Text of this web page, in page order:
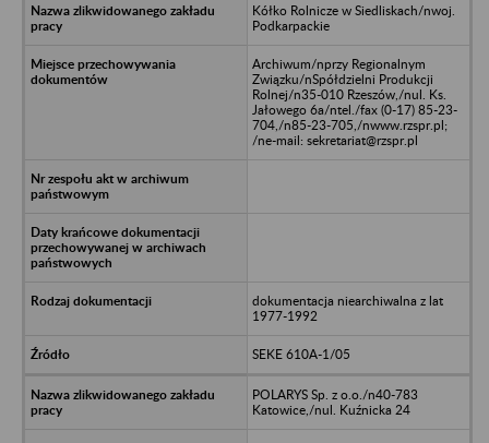
Kółko Rolnicze w Siedliskach/nwoj.
Podkarpackie
Archiwum/nprzy Regionalnym
Związku/nSpółdzielni Produkcji
Rolnej/n35-010 Rzeszów,/nul. Ks.
Jałowego 6a/ntel./fax (0-17) 85-23-
704,/n85-23-705,/nwww.rzspr.pl;
/ne-mail: sekretariat@rzspr.pl
dokumentacja niearchiwalna z lat
1977-1992
SEKE 610A-1/05
POLARYS Sp. z o.o./n40-783
Katowice,/nul. Kuźnicka 24